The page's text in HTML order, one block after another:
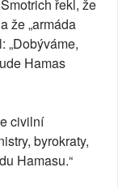
řekl, že
že „armáda
„Dobýváme,
Hamas
civilní
byrokraty,
Hamasu.“